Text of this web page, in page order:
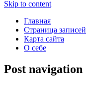
Skip to content
Главная
Страница записей
Карта сайта
О себе
Post navigation